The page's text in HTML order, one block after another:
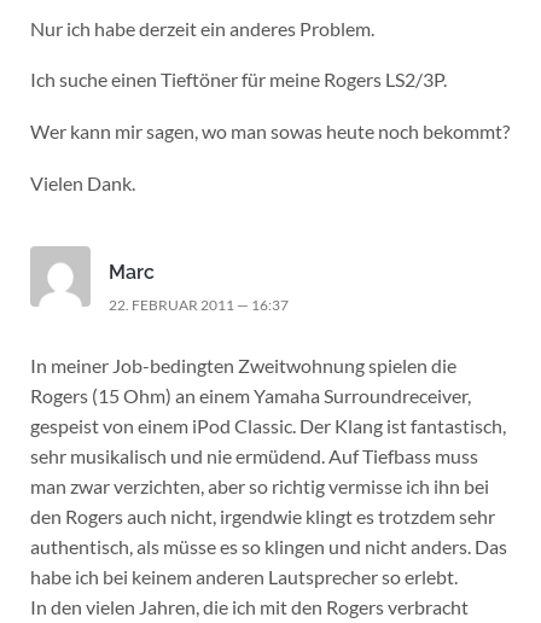
Nur ich habe derzeit ein anderes Problem.
Ich suche einen Tieftöner für meine Rogers LS2/3P.
Wer kann mir sagen, wo man sowas heute noch bekommt?
Vielen Dank.
Marc
22. FEBRUAR 2011 — 16:37
In meiner Job-bedingten Zweitwohnung spielen die
Rogers (15 Ohm) an einem Yamaha Surroundreceiver,
gespeist von einem iPod Classic. Der Klang ist fantastisch,
sehr musikalisch und nie ermüdend. Auf Tiefbass muss
man zwar verzichten, aber so richtig vermisse ich ihn bei
den Rogers auch nicht, irgendwie klingt es trotzdem sehr
authentisch, als müsse es so klingen und nicht anders. Das
habe ich bei keinem anderen Lautsprecher so erlebt.
In den vielen Jahren, die ich mit den Rogers verbracht